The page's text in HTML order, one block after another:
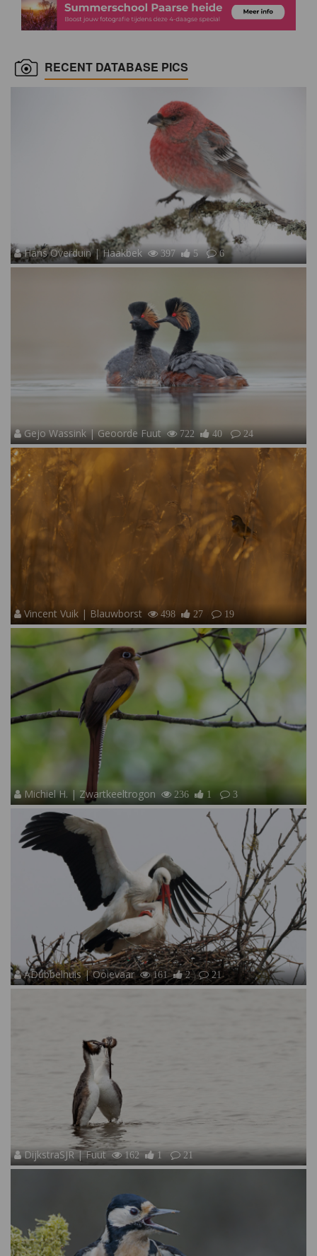
RECENT DATABASE PICS
Hans Overduin | Haakbek 397 5 6
Gejo Wassink | Geoorde Fuut 722 40 24
Vincent Vuik | Blauwborst 498 27 19
Michiel H. | Zwartkeeltrogon 236 1 3
ADubbelhuis | Ooievaar 161 2 21
DijkstraSJR | Fuut 162 1 21